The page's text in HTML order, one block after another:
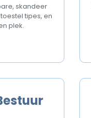
skandeer
tipes, en
plek.